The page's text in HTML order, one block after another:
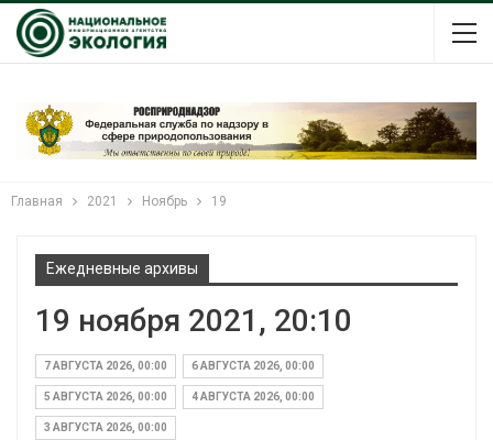
Главная 2021 Ноябрь 19
Ежедневные архивы
19 ноября 2021, 20:10
7 АВГУСТА 2026, 00:00 6 АВГУСТА 2026, 00:00
5 АВГУСТА 2026, 00:00 4 АВГУСТА 2026, 00:00
3 АВГУСТА 2026, 00:00